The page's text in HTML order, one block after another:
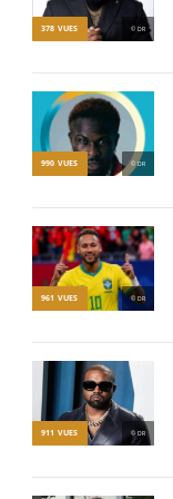
378 VUES © DR
990 VUES © DR
961 VUES © DR
911 VUES © DR